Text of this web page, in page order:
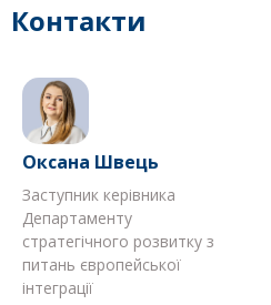
Контакти
Оксана Швець
Заступник керівника
Департаменту
стратегічного розвитку з
питань європейської
інтеграції